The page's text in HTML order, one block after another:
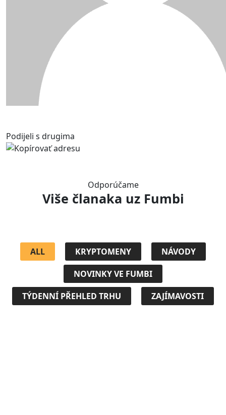
Podijeli s drugima
Odporúčame
Više članaka uz Fumbi
ALL KRYPTOMENY
NÁVODY
NOVINKY VE FUMBI
TÝDENNÍ PŘEHLED TRHU
ZAJÍMAVOSTI